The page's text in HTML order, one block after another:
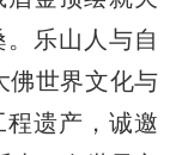
乐山人与自
佛世界文化与
遗产，诚邀